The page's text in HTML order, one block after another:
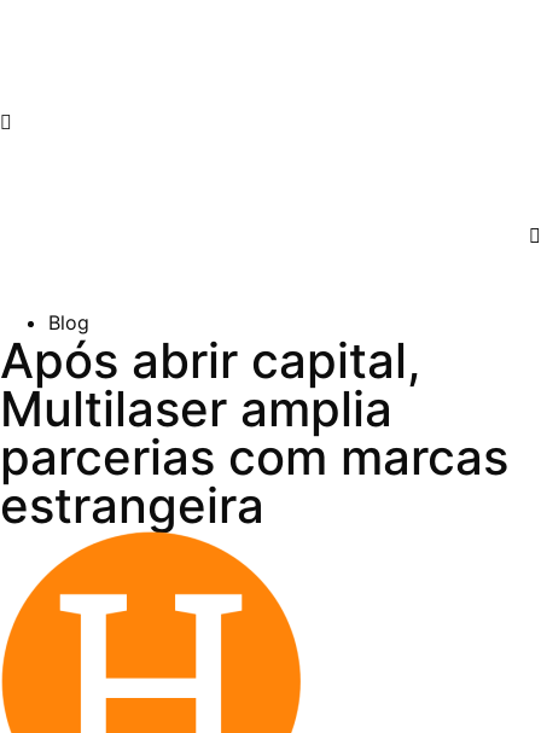
Blog
Após abrir capital,
Multilaser amplia
parcerias com marcas
estrangeira